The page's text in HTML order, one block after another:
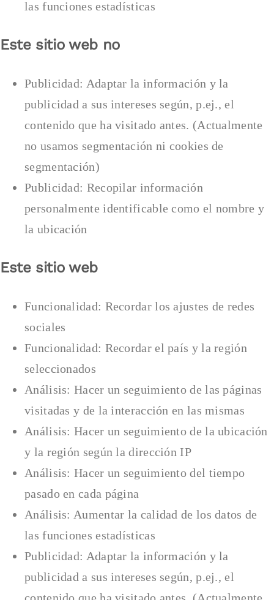
las funciones estadísticas
Este sitio web no
Publicidad: Adaptar la información y la
publicidad a sus intereses según, p.ej., el
contenido que ha visitado antes. (Actualmente
no usamos segmentación ni cookies de
segmentación)
Publicidad: Recopilar información
personalmente identificable como el nombre y
la ubicación
Este sitio web
Funcionalidad: Recordar los ajustes de redes
sociales
Funcionalidad: Recordar el país y la región
seleccionados
Análisis: Hacer un seguimiento de las páginas
visitadas y de la interacción en las mismas
Análisis: Hacer un seguimiento de la ubicación
y la región según la dirección IP
Análisis: Hacer un seguimiento del tiempo
pasado en cada página
Análisis: Aumentar la calidad de los datos de
las funciones estadísticas
Publicidad: Adaptar la información y la
publicidad a sus intereses según, p.ej., el